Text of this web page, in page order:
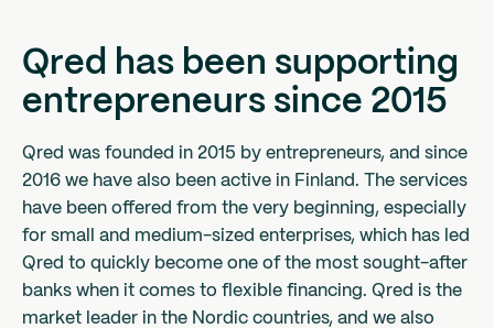
Qred has been supporting
entrepreneurs since 2015
Qred was founded in 2015 by entrepreneurs, and since
2016 we have also been active in Finland. The services
have been offered from the very beginning, especially
for small and medium-sized enterprises, which has led
Qred to quickly become one of the most sought-after
banks when it comes to flexible financing. Qred is the
market leader in the Nordic countries, and we also